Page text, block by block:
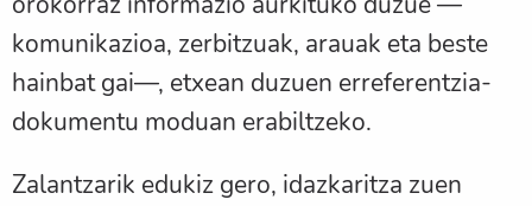
komunikazioa, zerbitzuak, arauak eta beste
hainbat gai—, etxean duzuen erreferentzia-
dokumentu moduan erabiltzeko.
Zalantzarik edukiz gero, idazkaritza zuen